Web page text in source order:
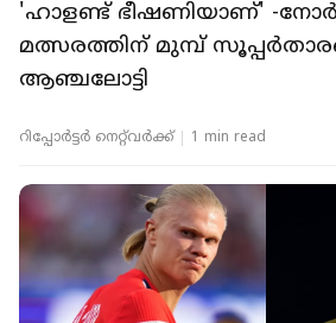
'ഹാളണ്ട് ഭീഷണിയാണ്' -
മത്സരത്തിന് മുമ്പ്
ആഞ്ചലോട്ടി
റിപ്പോർട്ടർ നെറ്റ്‌വര്‍ക്ക്‌ 1 min read